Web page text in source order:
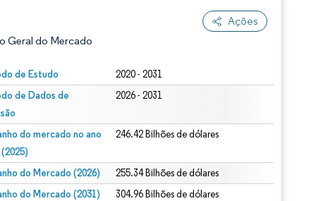
Ações
Geral do Mercado
de Estudo 2020 - 2031
de Dados de
2026 - 2031
do mercado no ano
246.42 Bilhões de dólares
do Mercado (2026) 255.34 Bilhões de dólares
do Mercado (2031) 304.96 Bilhões de dólares
conforme CC BY 4.0.